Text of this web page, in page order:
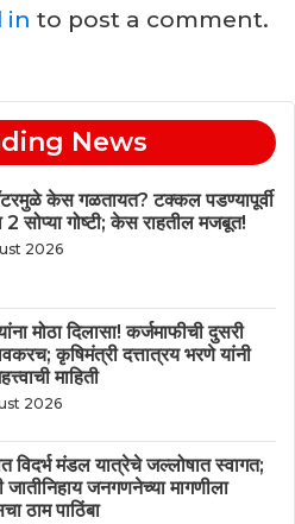
in to post a comment.
News
केस गळतायत? टक्कल पडण्यापूर्वी
2 सोप्या गोष्टी; केस राहतील मजबूत!
2026
मोठा दिलासा! कर्जमाफीची दुसरी
कृषिमंत्री दत्तात्रय भरणे यांनी
माहिती
2026
विदर्भ मंडल यात्रेचे जल्लोषात स्वागत;
जनगणनेच्या मागणीला
ठाम पाठिंबा